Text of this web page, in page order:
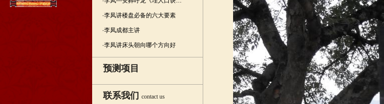
·李凤讲楼盘必备的六大要素
·李凤成都主讲
·李凤讲床头朝向哪个方向好
预测项目
联系我们 contact us